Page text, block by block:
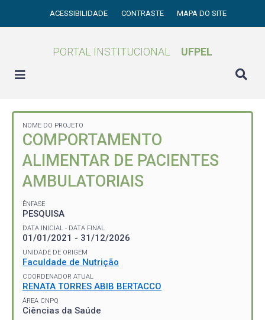
ACESSIBILIDADE CONTRASTE MAPA DO SITE
PORTAL INSTITUCIONAL UFPEL
NOME DO PROJETO
COMPORTAMENTO
ALIMENTAR DE PACIENTES
AMBULATORIAIS
ÊNFASE
PESQUISA
DATA INICIAL - DATA FINAL
01/01/2021 - 31/12/2026
UNIDADE DE ORIGEM
Faculdade de Nutrição
COORDENADOR ATUAL
RENATA TORRES ABIB BERTACCO
ÁREA CNPQ
Ciências da Saúde